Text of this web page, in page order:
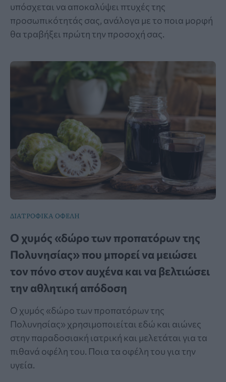
υπόσχεται να αποκαλύψει πτυχές της
προσωπικότητάς σας, ανάλογα με το ποια μορφή
θα τραβήξει πρώτη την προσοχή σας.
ΔΙΑΤΡΟΦΙΚΑ ΟΦΕΛΗ
Ο χυμός «δώρο των προπατόρων της
Πολυνησίας» που μπορεί να μειώσει
τον πόνο στον αυχένα και να βελτιώσει
την αθλητική απόδοση
Ο χυμός «δώρο των προπατόρων της
Πολυνησίας» χρησιμοποιείται εδώ και αιώνες
στην παραδοσιακή ιατρική και μελετάται για τα
πιθανά οφέλη του. Ποια τα οφέλη του για την
υγεία.